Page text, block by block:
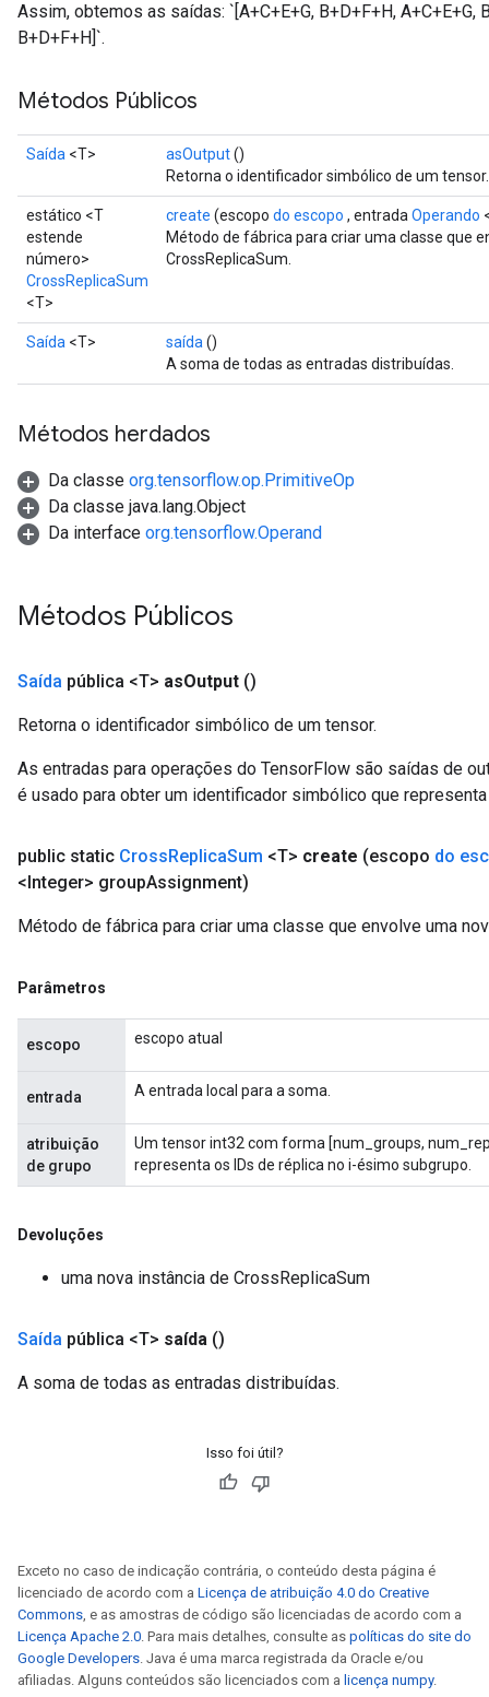
Assim, obtemos as saídas: `[A+C+E+G, B+D+F+H, A+C+E+G,
B+D+F+H]`.
Métodos Públicos
Saída <T> asOutput()
Retorna o identificador simbólico de um tensor.
estático <T
estende
número>
CrossReplicaSum
<T>
create (escopo do escopo , entrada Operando
Método de fábrica para criar uma classe que
CrossReplicaSum.
Saída <T> saída ()
A soma de todas as entradas distribuídas.
Métodos herdados
Da classe org.tensorflow.op.PrimitiveOp
Da classe java.lang.Object
Da interface org.tensorflow.Operand
Métodos Públicos
Saída pública <T> asOutput ()
Retorna o identificador simbólico de um tensor.
As entradas para operações do TensorFlow são saídas de
é usado para obter um identificador simbólico que
public static CrossReplicaSum <T> create (escopo do
<Integer> groupAssignment)
Método de fábrica para criar uma classe que envolve uma
Parâmetros
escopo escopo atual
entrada A entrada local para a soma.
atribuição
de grupo
Um tensor int32 com forma [num_groups,
representa os IDs de réplica no i-ésimo subgrupo.
Devoluções
uma nova instância de CrossReplicaSum
Saída pública <T> saída ()
A soma de todas as entradas distribuídas.
Isso foi útil?
Exceto no caso de indicação contrária, o conteúdo desta página é
licenciado de acordo com a Licença de atribuição 4.0 do Creative
Commons, e as amostras de código são licenciadas de acordo com a
Licença Apache 2.0. Para mais detalhes, consulte as políticas do site do
Google Developers. Java é uma marca registrada da Oracle e/ou
afiliadas. Alguns conteúdos são licenciados com a licença numpy.